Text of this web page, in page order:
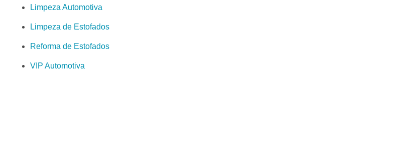
Limpeza Automotiva
Limpeza de Estofados
Reforma de Estofados
VIP Automotiva